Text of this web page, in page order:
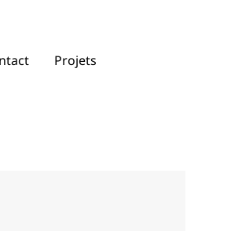
Projets